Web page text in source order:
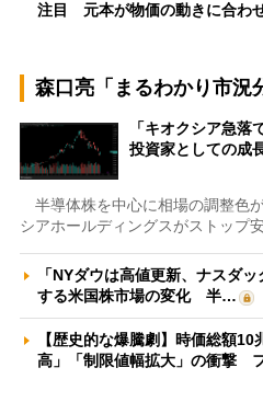
注目 元本が物価の動きに合わ
森口亮「まるわかり市況
「キオクシア急
投資家としての
半導体株を中心に相場の調整色
シアホールディングスがストップ
「NYダウは高値更新、ナスダ
する米国株市場の変化 半…
【歴史的な爆騰劇】時価総額
高」「制限値幅拡大」の衝撃